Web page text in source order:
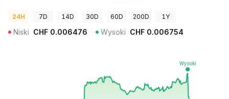
24H 7D 14D 30D 60D 200D 1Y
Niski CHF 0.006476 Wysoki CHF 0.006754